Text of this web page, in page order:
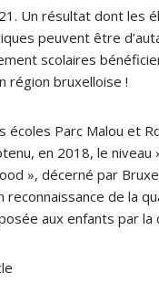
Un résultat dont les
peuvent être
scolaires
région bruxelloise !
écoles Parc Malou et
en 2018, le niveau
», décerné par
reconnaissance de la
aux enfants par la